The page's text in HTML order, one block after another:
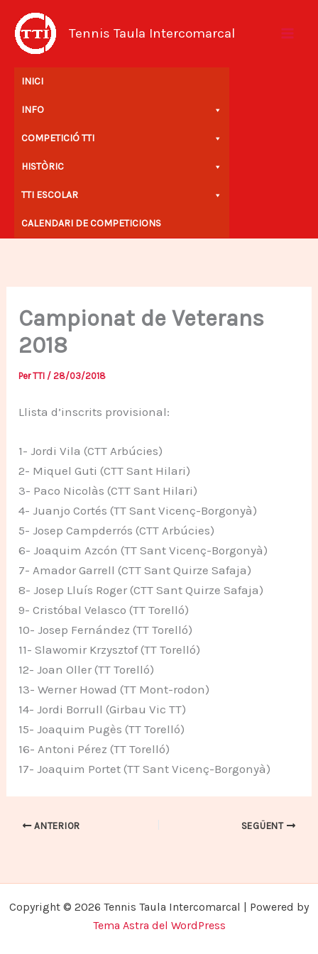
contingut
Tennis Taula Intercomarcal
INICI
INFO
COMPETICIÓ TTI
HISTÒRIC
TTI ESCOLAR
CALENDARI DE COMPETICIONS
Campionat de Veterans
2018
Per TTI /28/03/2018
Llista d’inscrits provisional:
1- Jordi Vila (CTT Arbúcies)
2- Miquel Guti (CTT Sant Hilari)
3- Paco Nicolàs (CTT Sant Hilari)
4- Juanjo Cortés (TT Sant Vicenç-Borgonyà)
5- Josep Campderrós (CTT Arbúcies)
6- Joaquim Azcón (TT Sant Vicenç-Borgonyà)
7- Amador Garrell (CTT Sant Quirze Safaja)
8- Josep Lluís Roger (CTT Sant Quirze Safaja)
9- Cristóbal Velasco (TT Torelló)
10- Josep Fernández (TT Torelló)
11- Slawomir Krzysztof (TT Torelló)
12- Joan Oller (TT Torelló)
13- Werner Howad (TT Mont-rodon)
14- Jordi Borrull (Girbau Vic TT)
15- Joaquim Pugès (TT Torelló)
16- Antoni Pérez (TT Torelló)
17- Joaquim Portet (TT Sant Vicenç-Borgonyà)
ANTERIOR SEGÜENT
Copyright © 2026 Tennis Taula Intercomarcal | Powered by
Tema Astra del WordPress